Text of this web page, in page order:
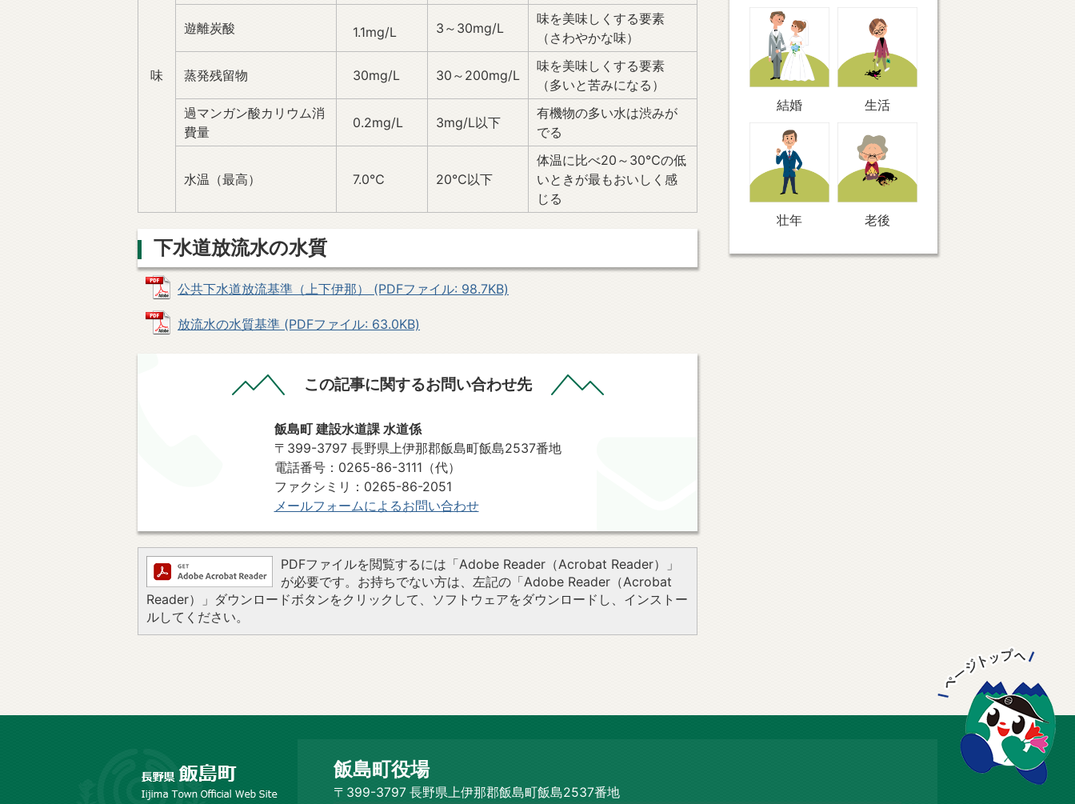
味
遊離炭酸 1.1mg/L 3～30mg/L
味を美味しくする要素
（さわやかな味）
蒸発残留物 30mg/L 30～200mg/L
味を美味しくする要素
（多いと苦みになる）
過マンガン酸カリウム消
費量
0.2mg/L 3mg/L以下
有機物の多い水は渋みが
でる
水温（最高） 7.0℃ 20℃以下
体温に比べ20～30℃の低
いときが最もおいしく感
じる
下水道放流水の水質
公共下水道放流基準（上下伊那） (PDFファイル: 98.7KB)
放流水の水質基準 (PDFファイル: 63.0KB)
この記事に関するお問い合わせ先
飯島町 建設水道課 水道係
〒399-3797 長野県上伊那郡飯島町飯島2537番地
電話番号：0265-86-3111（代）
ファクシミリ：0265-86-2051
メールフォームによるお問い合わせ
PDFファイルを閲覧するには「Adobe Reader（Acrobat Reader）」
が必要です。お持ちでない方は、左記の「Adobe Reader（Acrobat
Reader）」ダウンロードボタンをクリックして、ソフトウェアをダウンロードし、インストー
ルしてください。
結婚 生活
壮年 老後
飯島町役場
〒399-3797 長野県上伊那郡飯島町飯島2537番地